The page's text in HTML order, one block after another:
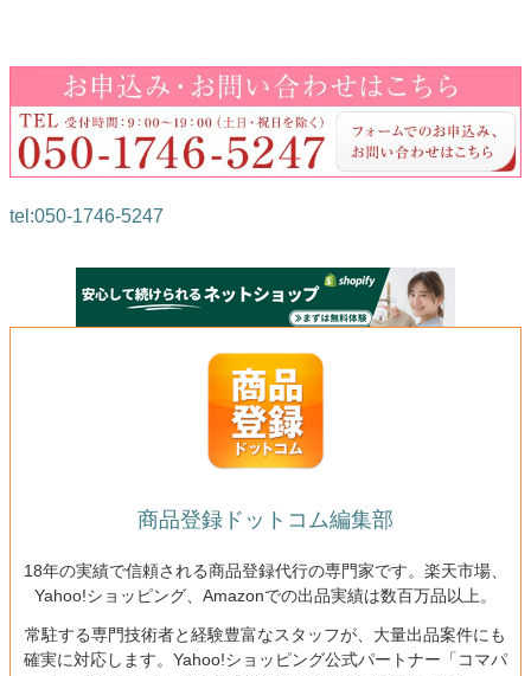
tel:050-1746-5247
商品登録ドットコム編集部
18年の実績で信頼される商品登録代行の専門家です。楽天市場、
Yahoo!ショッピング、Amazonでの出品実績は数百万品以上。
常駐する専門技術者と経験豊富なスタッフが、大量出品案件にも
確実に対応します。Yahoo!ショッピング公式パートナー「コマパ